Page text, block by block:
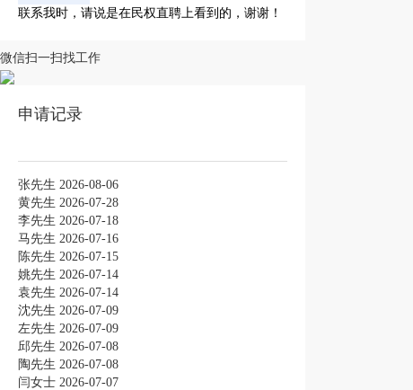
联系我时，请说是在民权直聘上看到的，谢谢！
微信扫一扫找工作
申请记录
张先生 2026-08-06
黄先生 2026-07-28
李先生 2026-07-18
马先生 2026-07-16
陈先生 2026-07-15
姚先生 2026-07-14
袁先生 2026-07-14
沈先生 2026-07-09
左先生 2026-07-09
邱先生 2026-07-08
陶先生 2026-07-08
闫女士 2026-07-07